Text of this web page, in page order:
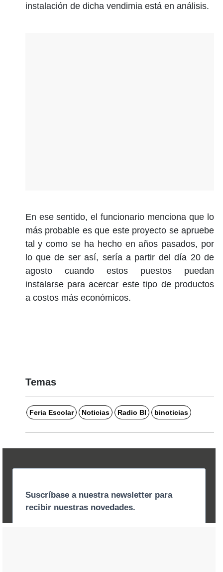
instalación de dicha vendimia está en análisis.
En ese sentido, el funcionario menciona que lo
más probable es que este proyecto se apruebe
tal y como se ha hecho en años pasados, por
lo que de ser así, sería a partir del día 20 de
agosto cuando estos puestos puedan
instalarse para acercar este tipo de productos
a costos más económicos.
Temas
Feria Escolar Noticias Radio BI binoticias